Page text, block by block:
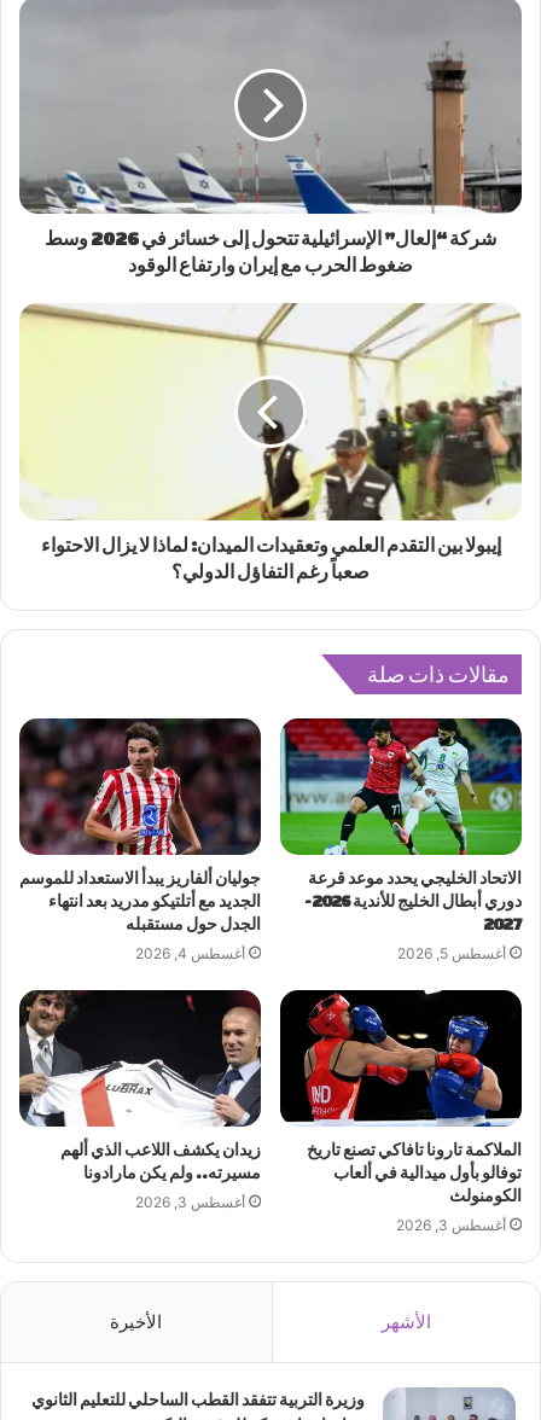
شركة “إلعال” الإسرائيلية تتحول إلى خسائر في 2026 وسط
ضغوط الحرب مع إيران وارتفاع الوقود
إيبولا بين التقدم العلمي وتعقيدات الميدان: لماذا لا يزال الاحتواء
صعباً رغم التفاؤل الدولي؟
مقالات ذات صلة
الاتحاد الخليجي يحدد موعد قرعة
دوري أبطال الخليج للأندية 2026-
2027
أغسطس 5, 2026
جوليان ألفاريز يبدأ الاستعداد للموسم
الجديد مع أتلتيكو مدريد بعد انتهاء
الجدل حول مستقبله
أغسطس 4, 2026
الملاكمة تارونا تافاكي تصنع تاريخ
توفالو بأول ميدالية في ألعاب
الكومنولث
أغسطس 3, 2026
زيدان يكشف اللاعب الذي ألهم
مسيرته.. ولم يكن مارادونا
أغسطس 3, 2026
الأشهر الأخيرة
وزيرة التربية تتفقد القطب الساحلي للتعليم الثانوي